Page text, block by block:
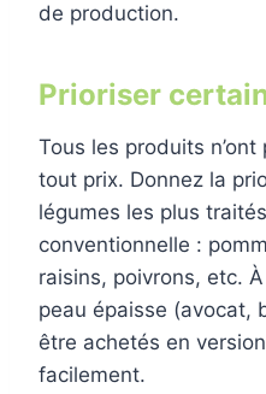
de production.
Prioriser
Tous les produits
tout prix. Donnez la
légumes les plus
conventionnelle :
raisins, poivrons, etc.
peau épaisse (avocat,
être achetés en
facilement.